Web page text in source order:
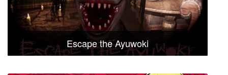
Escape the Ayuwoki